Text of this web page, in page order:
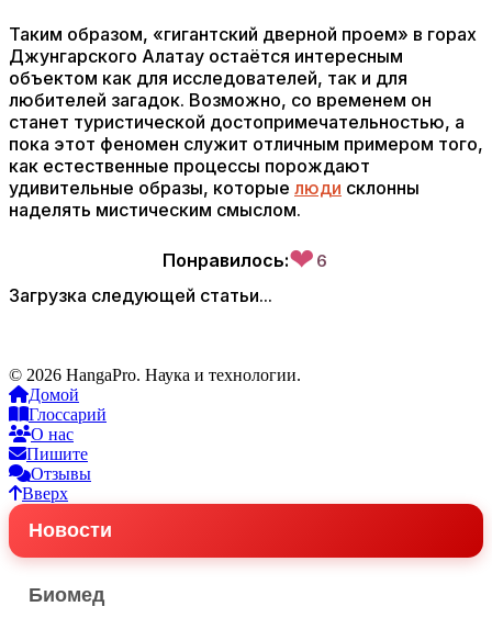
Таким образом, «гигантский дверной проем» в горах
Джунгарского Алатау остаётся интересным
объектом как для исследователей, так и для
любителей загадок. Возможно, со временем он
станет туристической достопримечательностью, а
пока этот феномен служит отличным примером того,
как естественные процессы порождают
удивительные образы, которые люди склонны
наделять мистическим смыслом.
Понравилось:❤ 6
Загрузка следующей статьи...
© 2026 HangaPro. Наука и технологии.
Домой
Глоссарий
О нас
Пишите
Отзывы
Вверх
Новости
Биомед